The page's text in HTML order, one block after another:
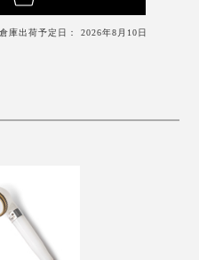
和する「塩素除去カートリッジ」（右
倉庫出荷予定日： 2026年8月10日